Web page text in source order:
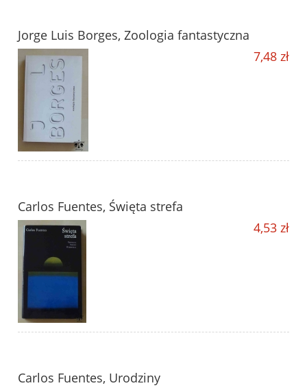
Jorge Luis Borges, Zoologia fantastyczna
7,48 zł
Carlos Fuentes, Święta strefa
4,53 zł
Carlos Fuentes, Urodziny